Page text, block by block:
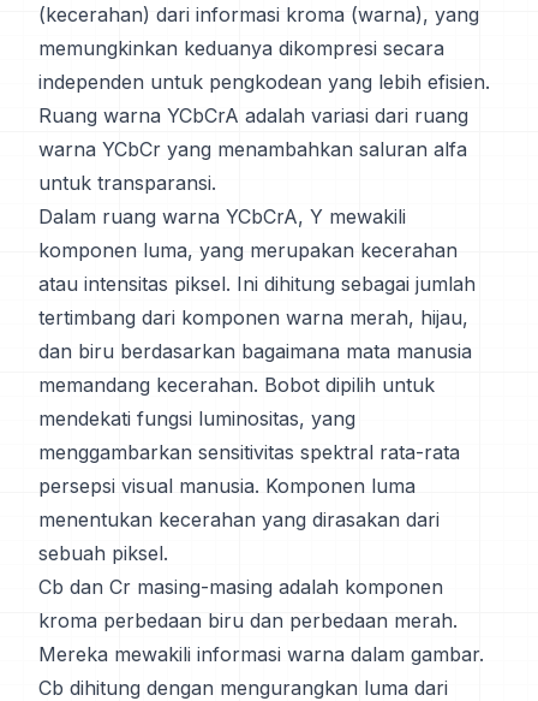
(kecerahan) dari informasi kroma (warna), yang
memungkinkan keduanya dikompresi secara
independen untuk pengkodean yang lebih efisien.
Ruang warna YCbCrA adalah variasi dari ruang
warna YCbCr yang menambahkan saluran alfa
untuk transparansi.
Dalam ruang warna YCbCrA, Y mewakili
komponen luma, yang merupakan kecerahan
atau intensitas piksel. Ini dihitung sebagai jumlah
tertimbang dari komponen warna merah, hijau,
dan biru berdasarkan bagaimana mata manusia
memandang kecerahan. Bobot dipilih untuk
mendekati fungsi luminositas, yang
menggambarkan sensitivitas spektral rata-rata
persepsi visual manusia. Komponen luma
menentukan kecerahan yang dirasakan dari
sebuah piksel.
Cb dan Cr masing-masing adalah komponen
kroma perbedaan biru dan perbedaan merah.
Mereka mewakili informasi warna dalam gambar.
Cb dihitung dengan mengurangkan luma dari